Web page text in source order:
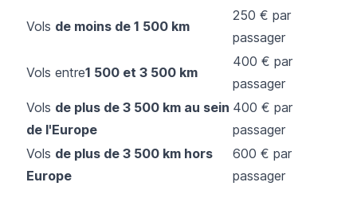
Vols de moins de 1 500 km
250 € par
passager
Vols entre1 500 et 3 500 km
400 € par
passager
Vols de plus de 3 500 km au sein
de l'Europe
400 € par
passager
Vols de plus de 3 500 km hors
Europe
600 € par
passager